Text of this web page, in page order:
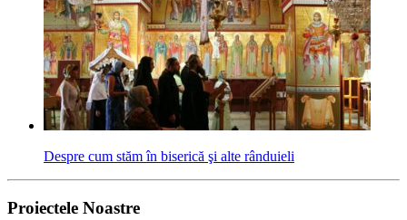
Despre cum stăm în biserică şi alte rânduieli
Proiectele Noastre